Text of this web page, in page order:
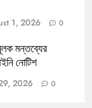
1, 2026 0
মন্তব্যের
নোটিশ
2026 0